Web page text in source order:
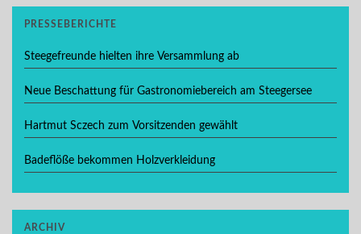
PRESSEBERICHTE
Steegefreunde hielten ihre Versammlung ab
Neue Beschattung für Gastronomiebereich am Steegersee
Hartmut Sczech zum Vorsitzenden gewählt
Badeflöße bekommen Holzverkleidung
ARCHIV